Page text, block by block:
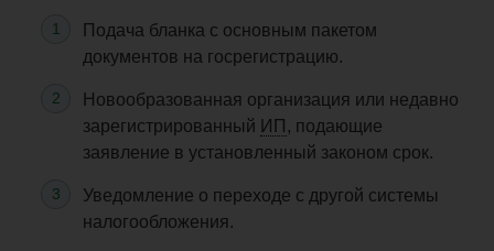
Подача бланка с основным пакетом
документов на госрегистрацию.
Новообразованная организация или недавно
зарегистрированный ИП , подающие
заявление в установленный законом срок.
Уведомление о переходе с другой системы
налогообложения.